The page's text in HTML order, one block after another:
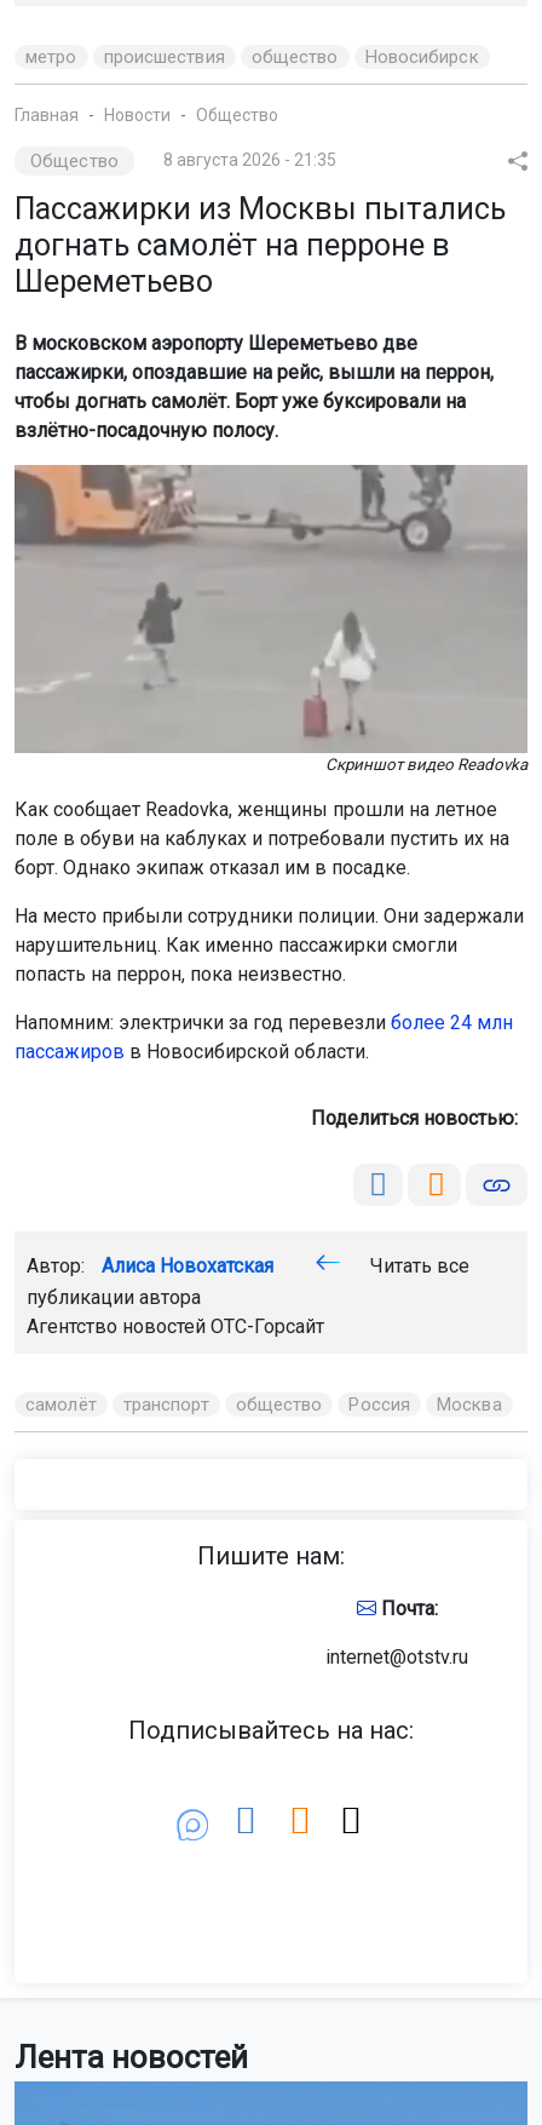
Лента новостей
метро происшествия общество Новосибирск
Главная Новости Общество
Общество 8 августа 2026 - 21:35
Пассажирки из Москвы пытались
догнать самолёт на перроне в
Шереметьево
В московском аэропорту Шереметьево две
пассажирки, опоздавшие на рейс, вышли на перрон,
чтобы догнать самолёт. Борт уже буксировали на
взлётно-посадочную полосу.
Скриншот видео Readovka
Как сообщает Readovka, женщины прошли на летное
поле в обуви на каблуках и потребовали пустить их на
борт. Однако экипаж отказал им в посадке.
На место прибыли сотрудники полиции. Они задержали
нарушительниц. Как именно пассажирки смогли
попасть на перрон, пока неизвестно.
Напомним: электрички за год перевезли более 24 млн
пассажиров в Новосибирской области.
Поделиться новостью:
Автор: Алиса Новохатская
Читать все
публикации автора
Агентство новостей ОТС-Горсайт
самолёт транспорт общество Россия Москва
Пишите нам:
Почта:
internet@otstv.ru
Подписывайтесь на нас: